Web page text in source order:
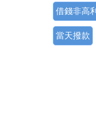
借錢非高
當天撥款